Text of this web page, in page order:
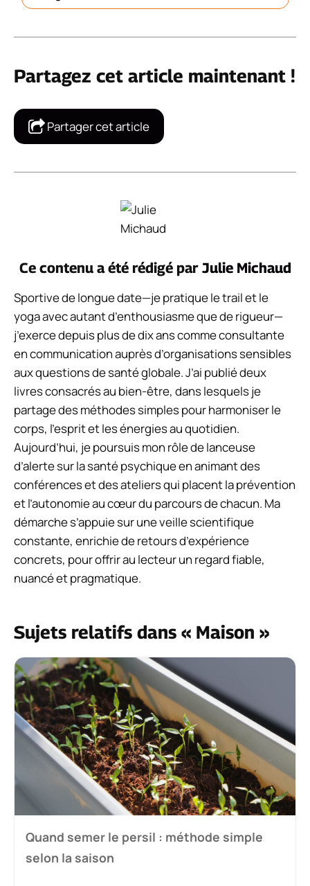
Partagez cet article maintenant !
Partager cet article
Ce contenu a été rédigé par Julie Michaud
Sportive de longue date—je pratique le trail et le
yoga avec autant d’enthousiasme que de rigueur—
j’exerce depuis plus de dix ans comme consultante
en communication auprès d’organisations sensibles
aux questions de santé globale. J’ai publié deux
livres consacrés au bien-être, dans lesquels je
partage des méthodes simples pour harmoniser le
corps, l’esprit et les énergies au quotidien.
Aujourd’hui, je poursuis mon rôle de lanceuse
d’alerte sur la santé psychique en animant des
conférences et des ateliers qui placent la prévention
et l’autonomie au cœur du parcours de chacun. Ma
démarche s’appuie sur une veille scientifique
constante, enrichie de retours d’expérience
concrets, pour offrir au lecteur un regard fiable,
nuancé et pragmatique.
Sujets relatifs dans « Maison »
Quand semer le persil : méthode simple
selon la saison